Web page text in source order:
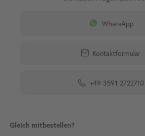
WhatsApp
Kontaktformular
+49 3591 2722710
Gleich mitbestellen?